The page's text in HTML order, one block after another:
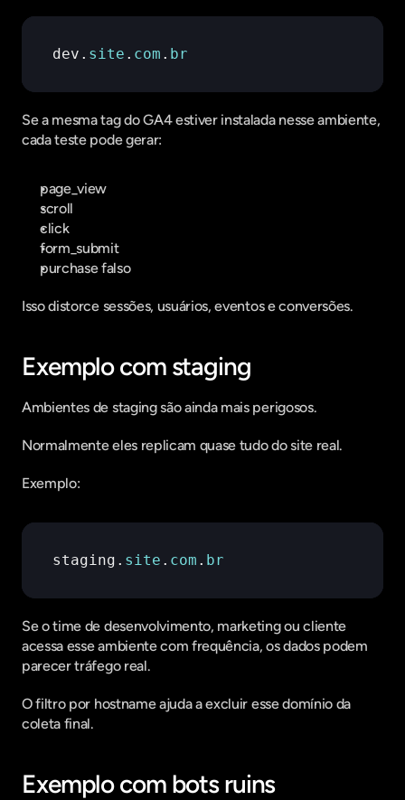
dev . site . com . br
Se a mesma tag do GA4 estiver instalada nesse ambiente,
cada teste pode gerar:
page_view
scroll
click
form_submit
purchase falso
Isso distorce sessões, usuários, eventos e conversões.
Exemplo com staging
Ambientes de staging são ainda mais perigosos.
Normalmente eles replicam quase tudo do site real.
Exemplo:
staging . site . com . br
Se o time de desenvolvimento, marketing ou cliente
acessa esse ambiente com frequência, os dados podem
parecer tráfego real.
O filtro por hostname ajuda a excluir esse domínio da
coleta final.
Exemplo com bots ruins